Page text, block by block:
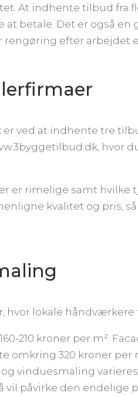
At indhente tilbud fra
betale. Det er også en
rengøring efter arbejdet
ved at indhente tre
hvor
er rimelige samt hvilke
kvalitet og pris,
lokale
210 kroner per m².
omkring 320 kroner per
og vinduesmaling
påvirke den endelige